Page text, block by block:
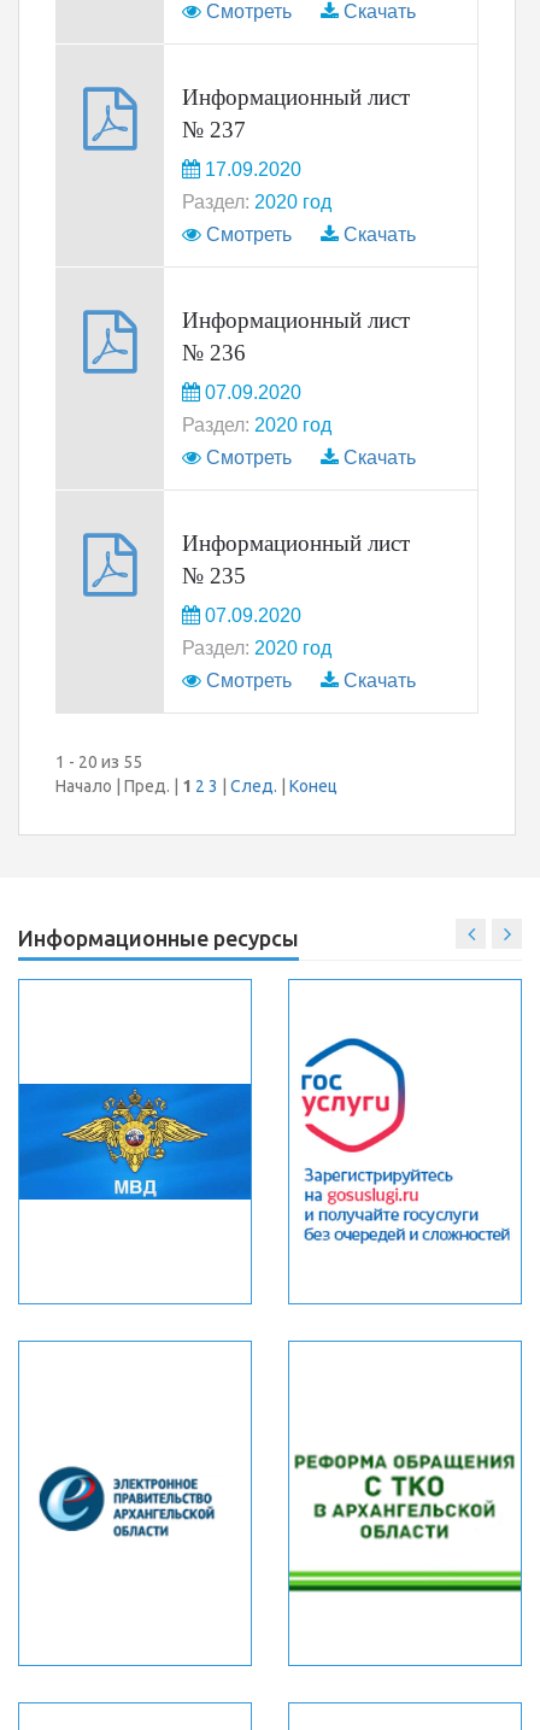
Смотреть
Скачать
Информационный лист
№ 237
17.09.2020
Раздел: 2020 год
Смотреть
Скачать
Информационный лист
№ 236
07.09.2020
Раздел: 2020 год
Смотреть
Скачать
Информационный лист
№ 235
07.09.2020
Раздел: 2020 год
Смотреть
Скачать
1 - 20 из 55
Начало | Пред. | 1 2 3 След. Конец
Информационные ресурсы